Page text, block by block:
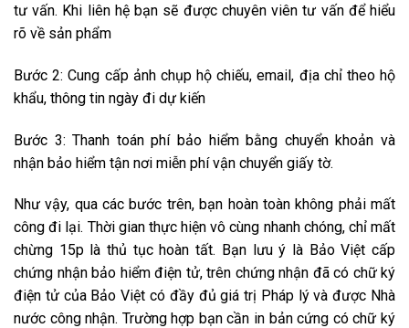
tư vấn. Khi liên hệ bạn sẽ được chuyên viên tư vấn để hiểu
rõ về sản phẩm
Bước 2: Cung cấp ảnh chụp hộ chiếu, email, địa chỉ theo hộ
khẩu, thông tin ngày đi dự kiến
Bước 3: Thanh toán phí bảo hiểm bằng chuyển khoản và
nhận bảo hiểm tận nơi miễn phí vận chuyển giấy tờ.
Như vậy, qua các bước trên, bạn hoàn toàn không phải mất
công đi lại. Thời gian thực hiện vô cùng nhanh chóng, chỉ mất
chừng 15p là thủ tục hoàn tất. Bạn lưu ý là Bảo Việt cấp
chứng nhận bảo hiểm điện tử, trên chứng nhận đã có chữ ký
điện tử của Bảo Việt có đầy đủ giá trị Pháp lý và được Nhà
nước công nhận. Trường hợp bạn cần in bản cứng có chữ ký